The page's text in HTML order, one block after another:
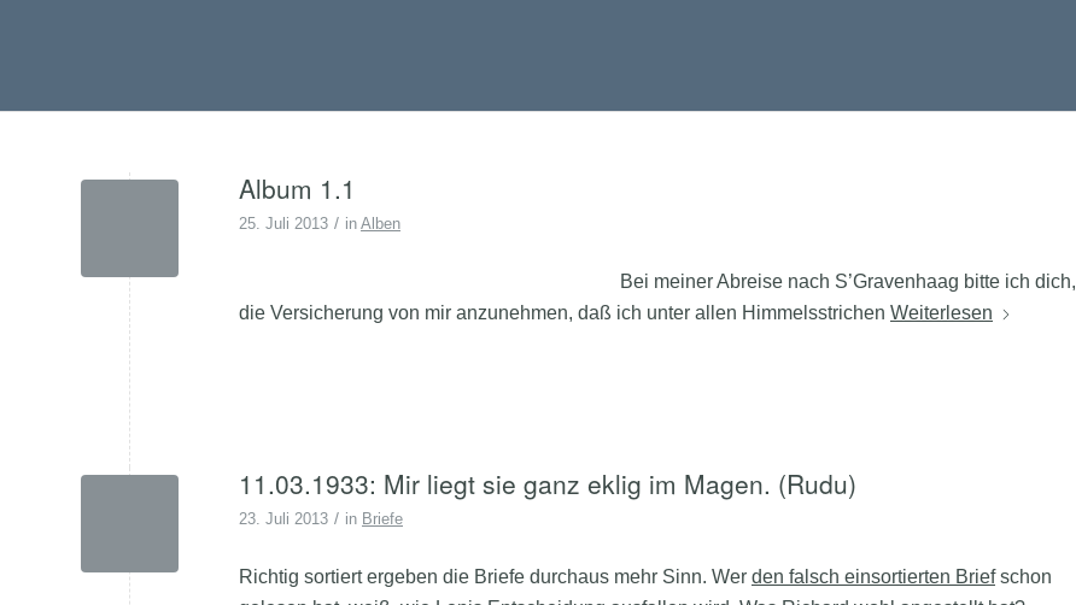
Album 1.1
25. Juli 2013 / in Alben
Bei meiner Abreise nach S’Gravenhaag bitte ich dich,
die Versicherung von mir anzunehmen, daß ich unter allen Himmelsstrichen Weiterlesen
11.03.1933: Mir liegt sie ganz eklig im Magen. (Rudu)
23. Juli 2013 / in Briefe
Richtig sortiert ergeben die Briefe durchaus mehr Sinn. Wer den falsch einsortierten Briefschon